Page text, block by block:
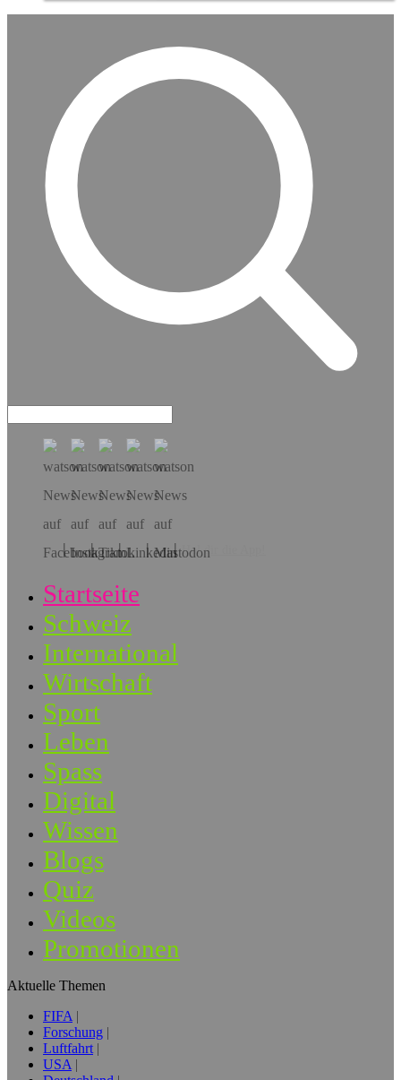
Hol dir die App!
Startseite
Schweiz
International
Wirtschaft
Sport
Leben
Spass
Digital
Wissen
Blogs
Quiz
Videos
Promotionen
Aktuelle Themen
FIFA
Forschung
Luftfahrt
USA